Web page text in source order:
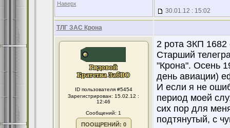
Наверх
30.01.12 : 15:02
ТЛГ ЗАС Крона
ID пользователя #5454
Зарегистрирован: 15.02.12 :
12:46
Сообщений: 1
ПООЩРЕНИЙ: 0
2 рота ЗКП 1682
Старший
"Крона". Осень
день авиации)
И если я не
период моей
сих пор для
подтянутый, с